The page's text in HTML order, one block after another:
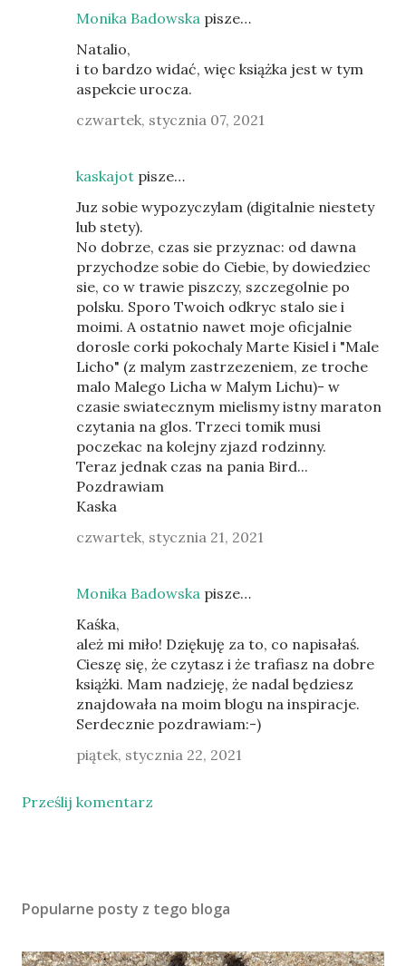
Monika Badowska pisze…
Natalio,
i to bardzo widać, więc książka jest w tym
aspekcie urocza.
czwartek, stycznia 07, 2021
kaskajot pisze…
Juz sobie wypozyczylam (digitalnie niestety
lub stety).
No dobrze, czas sie przyznac: od dawna
przychodze sobie do Ciebie, by dowiedziec
sie, co w trawie piszczy, szczegolnie po
polsku. Sporo Twoich odkryc stalo sie i
moimi. A ostatnio nawet moje oficjalnie
dorosle corki pokochaly Marte Kisiel i "Male
Licho" (z malym zastrzezeniem, ze troche
malo Malego Licha w Malym Lichu)- w
czasie swiatecznym mielismy istny maraton
czytania na glos. Trzeci tomik musi
poczekac na kolejny zjazd rodzinny.
Teraz jednak czas na pania Bird...
Pozdrawiam
Kaska
czwartek, stycznia 21, 2021
Monika Badowska pisze…
Kaśka,
ależ mi miło! Dziękuję za to, co napisałaś.
Cieszę się, że czytasz i że trafiasz na dobre
książki. Mam nadzieję, że nadal będziesz
znajdowała na moim blogu na inspiracje.
Serdecznie pozdrawiam:-)
piątek, stycznia 22, 2021
Prześlij komentarz
Popularne posty z tego bloga